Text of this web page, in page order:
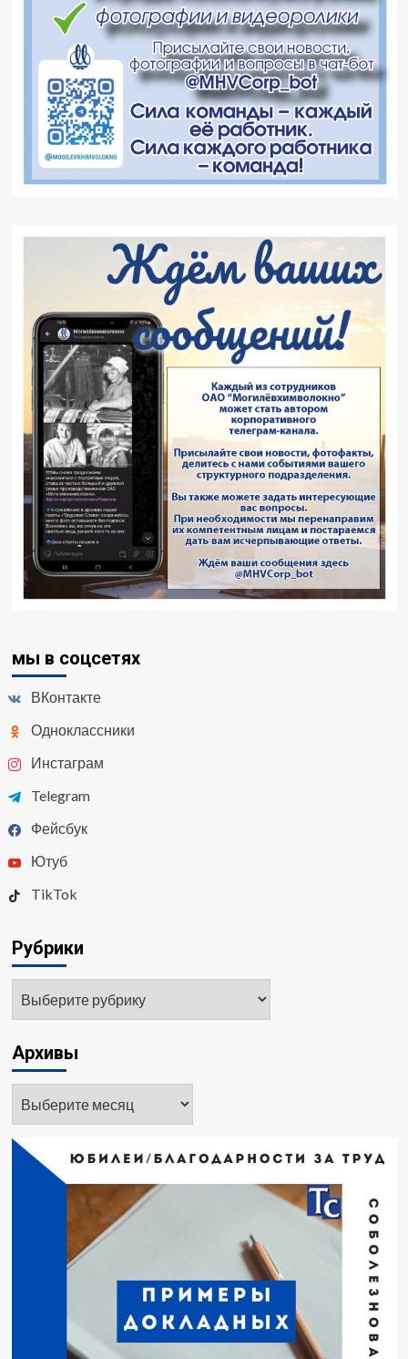
мы в соцсетях
ВКонтакте
Одноклассники
Инстаграм
Telegram
Фейсбук
Ютуб
TikTok
Рубрики
Архивы